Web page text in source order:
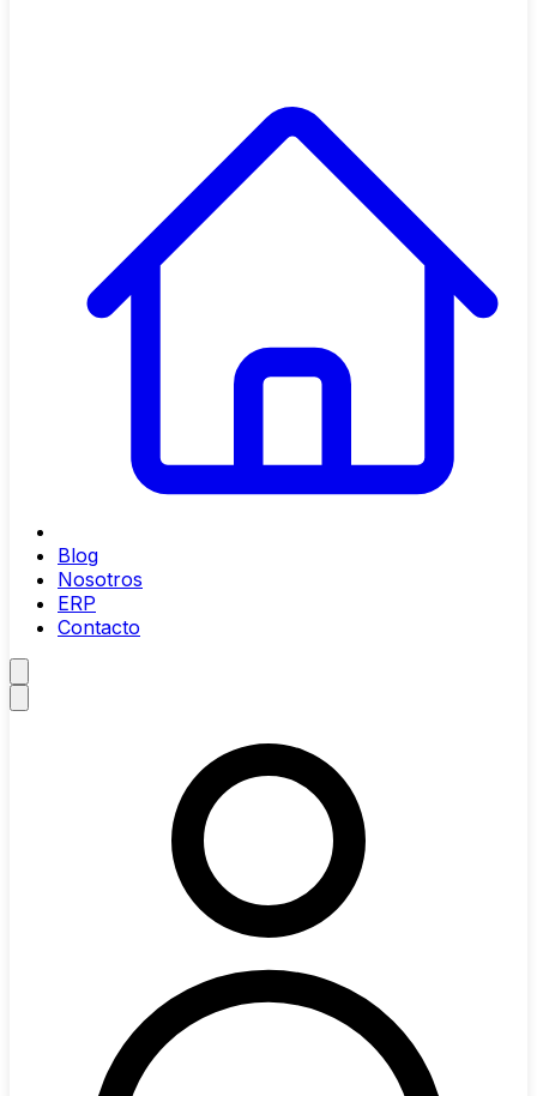
Blog
Nosotros
ERP
Contacto